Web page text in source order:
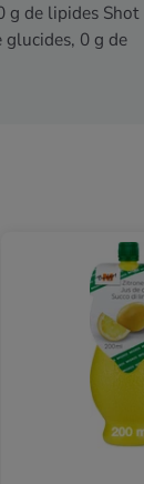
g de lipides Shot
0 g de